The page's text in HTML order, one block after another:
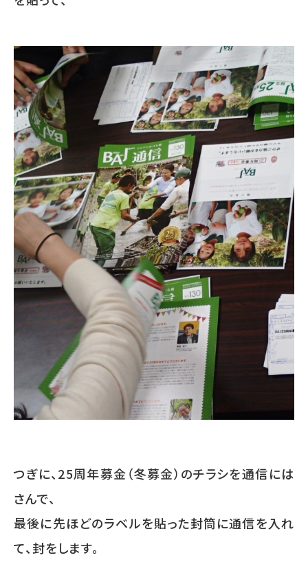
つぎに、25周年募金（冬募金）のチラシを通信には
さんで、
最後に先ほどのラベルを貼った封筒に通信を入れ
て、封をします。